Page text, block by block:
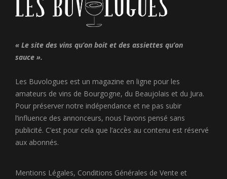
« Le site des vins qu’on boit et des assiettes qu’on
sauce ».
Les Buvologues est un magazine en ligne pour les
amateurs de vins de Bourgogne, du Beaujolais et du Jura.
Pour préserver notre indépendance et ne pas subir
l’influence des annonceurs, nous l’avons pensé sans
publicité. C’est pour cela que l’accès au contenu est réservé
aux abonnés.
Mentions Légales, Conditions Générales de Vente et